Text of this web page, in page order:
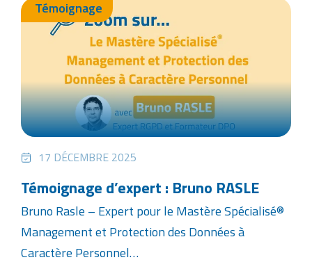
Témoignage
17 DÉCEMBRE 2025
Témoignage d’expert : Bruno RASLE
Bruno Rasle – Expert pour le Mastère Spécialisé®
Management et Protection des Données à
Caractère Personnel…